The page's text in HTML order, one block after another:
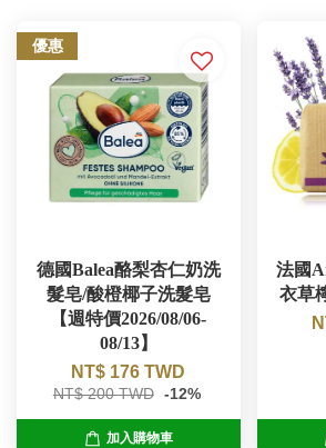
優惠
德國Balea酪梨杏仁奶洗
髮皂/酸橙椰子洗髮皂
【週特價2026/08/06-
08/13】
NT$ 176 TWD
NT$ 200 TWD -12%
加入購物車
法國
衣草